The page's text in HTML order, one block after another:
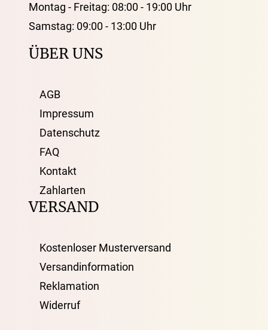
Montag - Freitag: 08:00 - 19:00 Uhr
Samstag: 09:00 - 13:00 Uhr
ÜBER UNS
AGB
Impressum
Datenschutz
FAQ
Kontakt
Zahlarten
VERSAND
Kostenloser Musterversand
Versandinformation
Reklamation
Widerruf